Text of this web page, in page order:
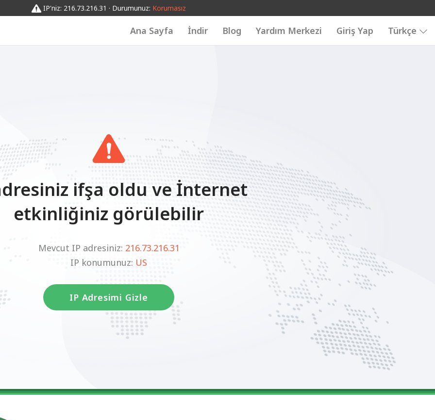
IP'niz: 216.73.216.31 · Durumunuz: Korumasız
Ana Sayfa İndir Blog Yardım Merkezi Giriş Yap Türkçe
ifşa oldu ve İnternet
etkinliğiniz görülebilir
Mevcut IP adresiniz: 216.73.216.31
IP konumunuz: US
IP Adresimi Gizle